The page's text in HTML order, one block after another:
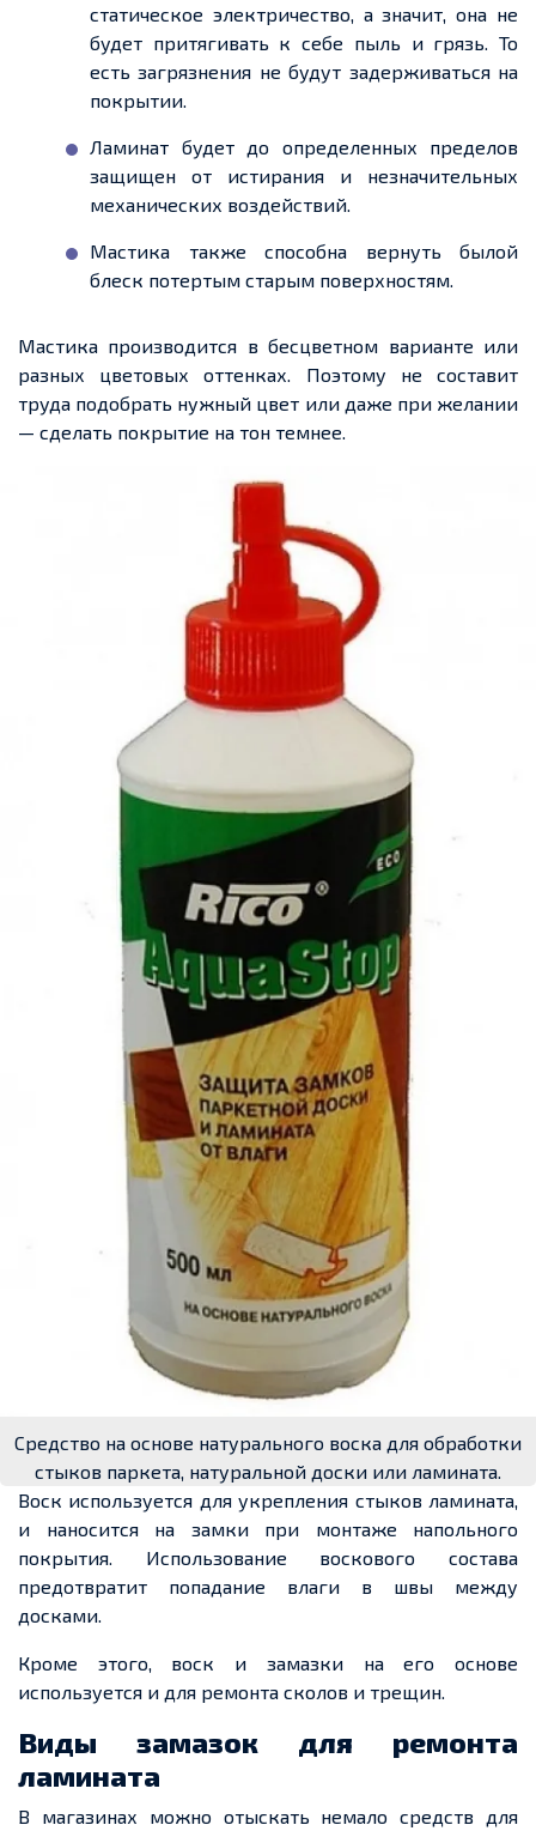
статическое электричество, а значит, она не
будет притягивать к себе пыль и грязь. То
есть загрязнения не будут задерживаться на
покрытии.
Ламинат будет до определенных пределов
защищен от истирания и незначительных
механических воздействий.
Мастика также способна вернуть былой
блеск потертым старым поверхностям.
Мастика производится в бесцветном варианте или
разных цветовых оттенках. Поэтому не составит
труда подобрать нужный цвет или даже при желании
— сделать покрытие на тон темнее.
Средство на основе натурального воска для обработки
стыков паркета, натуральной доски или ламината.
Воск используется для укрепления стыков ламината,
и наносится на замки при монтаже напольного
покрытия. Использование воскового состава
предотвратит попадание влаги в швы между
досками.
Кроме этого, воск и замазки на его основе
используется и для ремонта сколов и трещин.
Виды замазок для ремонта
ламината
В магазинах можно отыскать немало средств для